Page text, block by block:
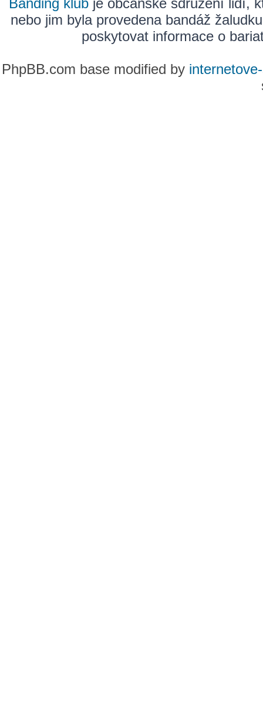
Banding klub je občanské sdružení lidí,
nebo jim byla provedena bandáž
poskytovat informace o
PhpBB.com base modified by